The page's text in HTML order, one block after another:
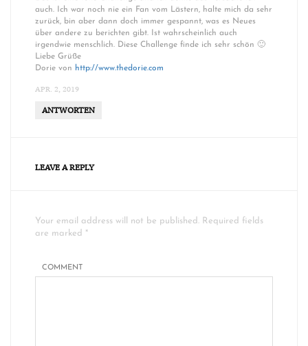
auch. Ich war noch nie ein Fan vom Lästern, halte mich da sehr
zurück, bin aber dann doch immer gespannt, was es Neues
über andere zu berichten gibt. Ist wahrscheinlich auch
irgendwie menschlich. Diese Challenge finde ich sehr schön 🙂
Liebe Grüße
Dorie von http://www.thedorie.com
APR. 2, 2019
ANTWORTEN
LEAVE A REPLY
Your email address will not be published. Required fields
are marked *
COMMENT